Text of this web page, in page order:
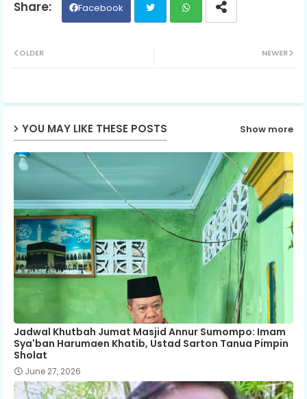
Facebook
ap
NEWER
OLDER
YOU MAY LIKE THESE POSTS Show more
Jadwal Khutbah Jumat Masjid Annur Sumompo: Imam
Sya'ban Harumaen Khatib, Ustad Sarton Tanua Pimpin
Sholat
June 27, 2026